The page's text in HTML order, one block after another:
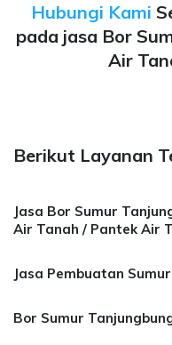
Hubungi Kami
pada jasa Bor
Air
Berikut Layanan
Jasa Bor Sumur
Air Tanah / Pantek Air
Jasa Pembuatan
Bor Sumur